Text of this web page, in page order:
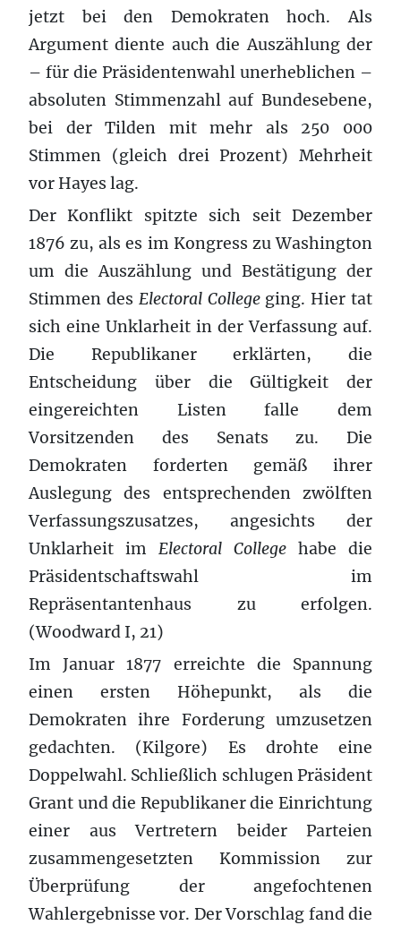
jetzt bei den Demokraten hoch. Als
Argument diente auch die Auszählung der
– für die Präsidentenwahl unerheblichen –
absoluten Stimmenzahl auf Bundesebene,
bei der Tilden mit mehr als 250 000
Stimmen (gleich drei Prozent) Mehrheit
vor Hayes lag.
Der Konflikt spitzte sich seit Dezember
1876 zu, als es im Kongress zu Washington
um die Auszählung und Bestätigung der
Stimmen des Electoral Collegeging. Hier tat
sich eine Unklarheit in der Verfassung auf.
Die Republikaner erklärten, die
Entscheidung über die Gültigkeit der
eingereichten Listen falle dem
Vorsitzenden des Senats zu. Die
Demokraten forderten gemäß ihrer
Auslegung des entsprechenden zwölften
Verfassungszusatzes, angesichts der
Unklarheit im Electoral College habe die
Präsidentschaftswahl im
Repräsentantenhaus zu erfolgen.
(Woodward I, 21)
Im Januar 1877 erreichte die Spannung
einen ersten Höhepunkt, als die
Demokraten ihre Forderung umzusetzen
gedachten. (Kilgore) Es drohte eine
Doppelwahl. Schließlich schlugen Präsident
Grant und die Republikaner die Einrichtung
einer aus Vertretern beider Parteien
zusammengesetzten Kommission zur
Überprüfung der angefochtenen
Wahlergebnisse vor. Der Vorschlag fand die